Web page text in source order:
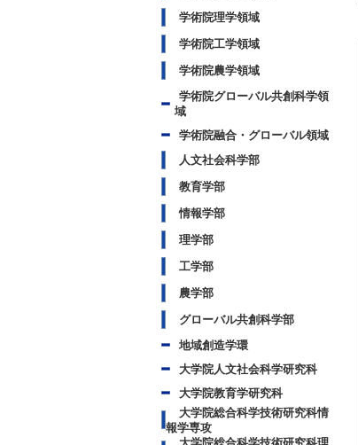
学術院理学領域
学術院工学領域
学術院農学領域
学術院グローバル共創科学領
域
学術院融合・グローバル領域
人文社会科学部
教育学部
情報学部
理学部
工学部
農学部
グローバル共創科学部
地域創造学環
大学院人文社会科学研究科
大学院教育学研究科
大学院総合科学技術研究科情
報学専攻